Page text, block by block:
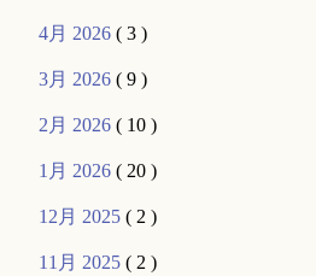
4月 2026( 3 )
3月 2026( 9 )
2月 2026( 10 )
1月 2026( 20 )
12月 2025( 2 )
11月 2025( 2 )